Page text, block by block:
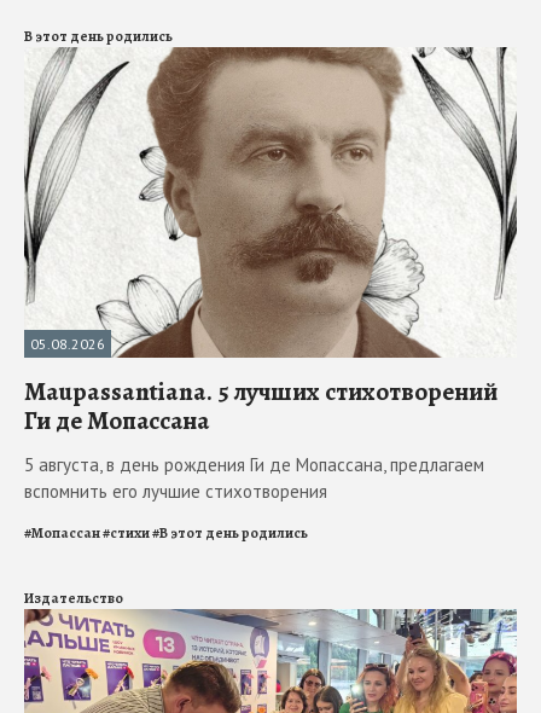
В этот день родились
05.08.2026
Maupassantiana. 5 лучших стихотворений
Ги де Мопассана
5 августа, в день рождения Ги де Мопассана, предлагаем
вспомнить его лучшие стихотворения
#Мопассан#стихи#В этот день родились
Издательство